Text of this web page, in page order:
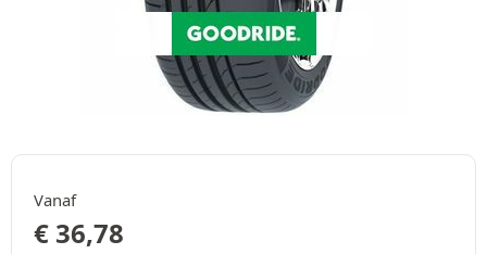
Vanaf
€ 36,78